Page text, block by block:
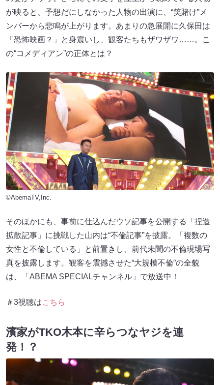
が映ると、予想だにしなかった人物の出演に、“笑賭け”メ
ンバーから悲鳴が上がります。あまりの急展開に久保田は
「恐怖映画？」と身震いし、観客たちもザワザワ……。こ
の“コメディアン”の正体とは？
©AbemaTV,Inc.
そのほかにも、事前に仕込んだウソ記事を公開する「捏造
拡散記事」に挑戦した山内は“不倫記事”を披露。「複数の
女性と不倫している」と前置きし、前代未聞の不倫現場写
真を披露します。観客を震撼させた“大規模不倫”の全貌
は、「ABEMA SPECIALチャンネル」で放送中！
＃3視聴はこちら
濱家がTKO木本に辛らつなヤジを連
発！？